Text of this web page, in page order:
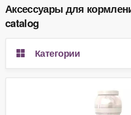
Аксессуары для
catalog
Категории